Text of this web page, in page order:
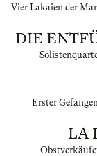
Vier Lakaien der
DIE
Erster
LA